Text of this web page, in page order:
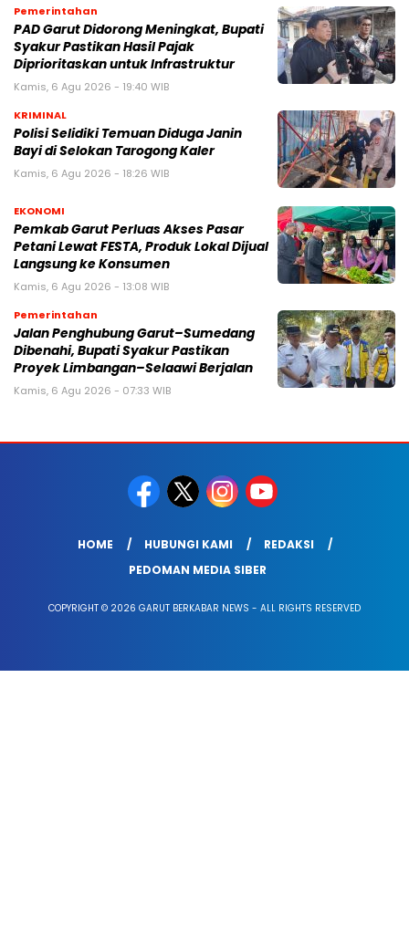
Pemerintahan
PAD Garut Didorong Meningkat, Bupati
Syakur Pastikan Hasil Pajak
Diprioritaskan untuk Infrastruktur
Kamis, 6 Agu 2026 - 19:40 WIB
KRIMINAL
Polisi Selidiki Temuan Diduga Janin
Bayi di Selokan Tarogong Kaler
Kamis, 6 Agu 2026 - 18:26 WIB
EKONOMI
Pemkab Garut Perluas Akses Pasar
Petani Lewat FESTA, Produk Lokal Dijual
Langsung ke Konsumen
Kamis, 6 Agu 2026 - 13:08 WIB
Pemerintahan
Jalan Penghubung Garut–Sumedang
Dibenahi, Bupati Syakur Pastikan
Proyek Limbangan–Selaawi Berjalan
Kamis, 6 Agu 2026 - 07:33 WIB
HOME HUBUNGI KAMI
REDAKSI
PEDOMAN MEDIA SIBER
COPYRIGHT © 2026 GARUT BERKABAR NEWS - ALL RIGHTS RESERVED